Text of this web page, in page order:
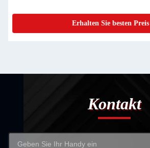
Erhalten Sie besten Preis
Kontakt